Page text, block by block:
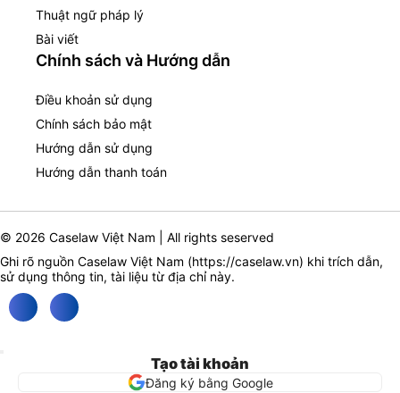
Thuật ngữ pháp lý
Bài viết
Chính sách và Hướng dẫn
Điều khoản sử dụng
Chính sách bảo mật
Hướng dẫn sử dụng
Hướng dẫn thanh toán
© 2026 Caselaw Việt Nam | All rights seserved
Ghi rõ nguồn Caselaw Việt Nam (https://caselaw.vn) khi trích dẫn,
sử dụng thông tin, tài liệu từ địa chỉ này.
Tạo tài khoản
Đăng ký bằng Google